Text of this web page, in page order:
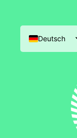
Deutsch
Nederlands